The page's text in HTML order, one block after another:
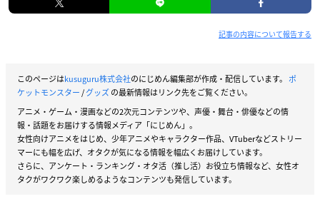
記事の内容について報告する
このページはkusuguru株式会社のにじめん編集部が作成・配信しています。 ポ
ケットモンスター/グッズの最新情報はリンク先をご覧ください。
アニメ・ゲーム・漫画などの2次元コンテンツや、声優・舞台・俳優などの情
報・話題をお届けする情報メディア「にじめん」。
女性向けアニメをはじめ、少年アニメやキャラクター作品、VTuberなどストリー
マーにも幅を広げ、オタクが気になる情報を幅広くお届けしています。
さらに、アンケート・ランキング・オタ活（推し活）お役立ち情報など、女性オ
タクがワクワク楽しめるようなコンテンツも発信しています。